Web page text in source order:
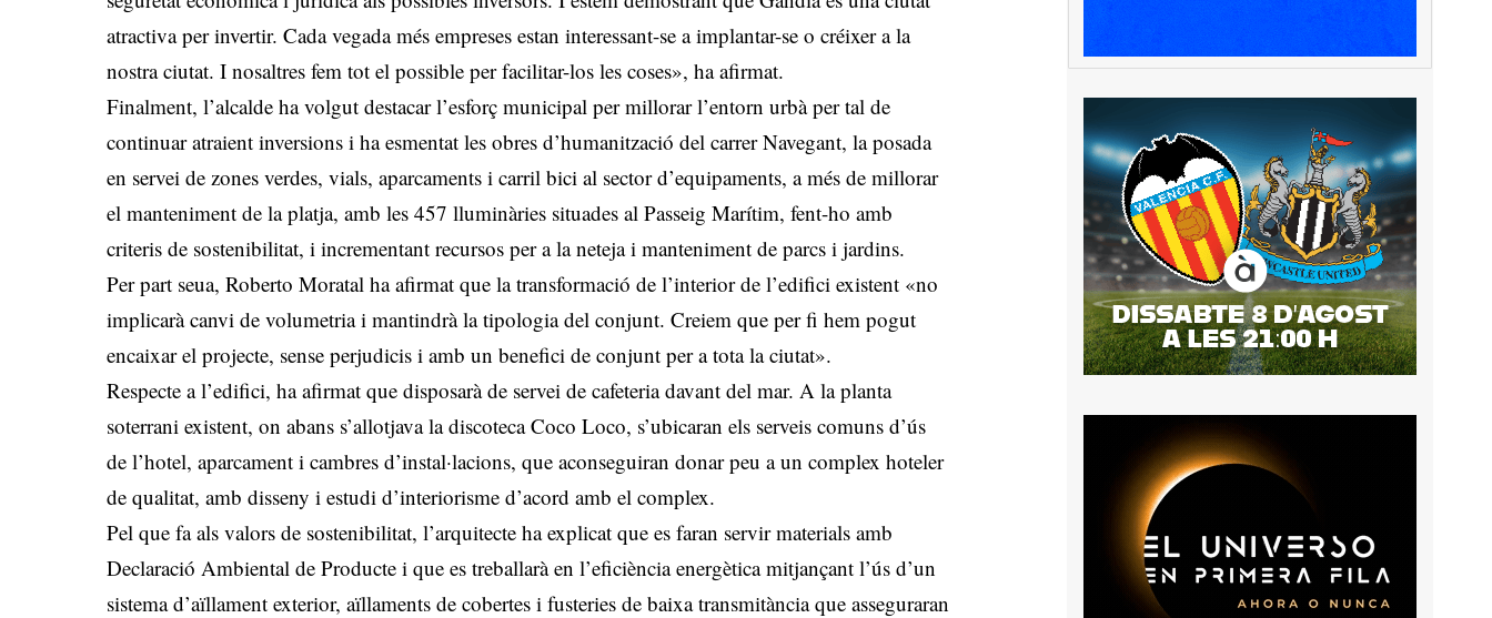
atractiva per invertir. Cada vegada més empreses estan interessant-se a implantar-se o créixer a la
nostra ciutat. I nosaltres fem tot el possible per facilitar-los les coses», ha afirmat.
Finalment, l’alcalde ha volgut destacar l’esforç municipal per millorar l’entorn urbà per tal de
continuar atraient inversions i ha esmentat les obres d’humanització del carrer Navegant, la posada
en servei de zones verdes, vials, aparcaments i carril bici al sector d’equipaments, a més de millorar
el manteniment de la platja, amb les 457 lluminàries situades al Passeig Marítim, fent-ho amb
criteris de sostenibilitat, i incrementant recursos per a la neteja i manteniment de parcs i jardins.
Per part seua, Roberto Moratal ha afirmat que la transformació de l’interior de l’edifici existent «no
implicarà canvi de volumetria i mantindrà la tipologia del conjunt. Creiem que per fi hem pogut
encaixar el projecte, sense perjudicis i amb un benefici de conjunt per a tota la ciutat».
Respecte a l’edifici, ha afirmat que disposarà de servei de cafeteria davant del mar. A la planta
soterrani existent, on abans s’allotjava la discoteca Coco Loco, s’ubicaran els serveis comuns d’ús
de l’hotel, aparcament i cambres d’instal·lacions, que aconseguiran donar peu a un complex hoteler
de qualitat, amb disseny i estudi d’interiorisme d’acord amb el complex.
Pel que fa als valors de sostenibilitat, l’arquitecte ha explicat que es faran servir materials amb
Declaració Ambiental de Producte i que es treballarà en l’eficiència energètica mitjançant l’ús d’un
sistema d’aïllament exterior, aïllaments de cobertes i fusteries de baixa transmitància que asseguraran